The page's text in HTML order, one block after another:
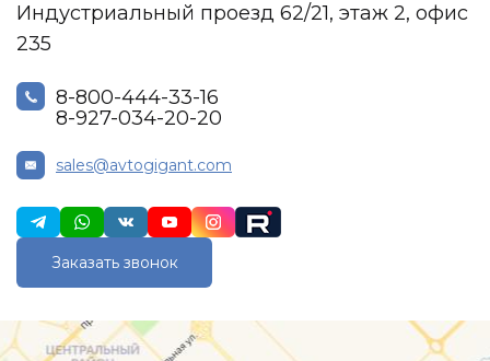
Индустриальный проезд 62/21, этаж 2, офис
235
8-800-444-33-16
8-927-034-20-20
sales@avtogigant.com
Заказать звонок